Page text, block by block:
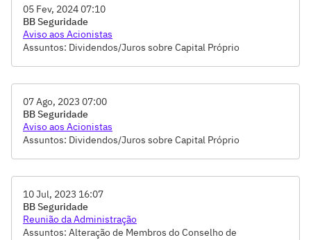
05 Fev, 2024 07:10
BB Seguridade
Aviso aos Acionistas
Assuntos: Dividendos/Juros sobre Capital Próprio
07 Ago, 2023 07:00
BB Seguridade
Aviso aos Acionistas
Assuntos: Dividendos/Juros sobre Capital Próprio
10 Jul, 2023 16:07
BB Seguridade
Reunião da Administração
Assuntos: Alteração de Membros do Conselho de